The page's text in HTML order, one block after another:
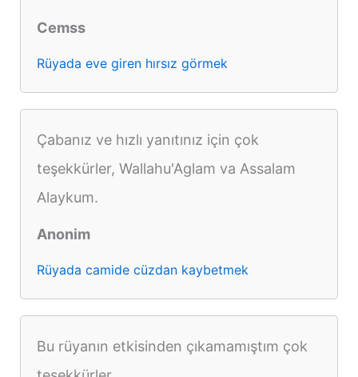
Cemss
Rüyada eve giren hırsız görmek
Çabanız ve hızlı yanıtınız için çok
teşekkürler, Wallahu'Aglam va Assalam
Alaykum.
Anonim
Rüyada camide cüzdan kaybetmek
Bu rüyanın etkisinden çıkamamıştım çok